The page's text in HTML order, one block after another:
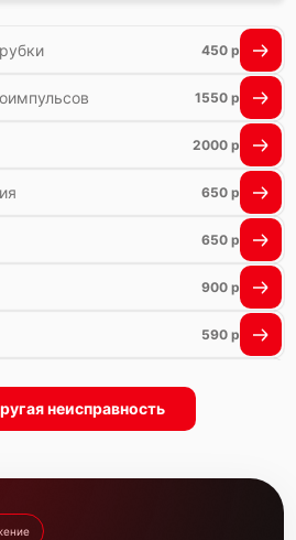
450 р
1550 р
2000 р
650 р
650 р
900 р
590 р
и других
1100 р
ПО)
неисправность